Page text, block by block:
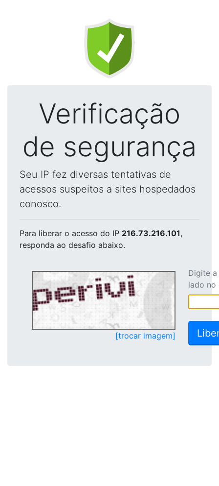
Verificação
de segurança
Seu IP fez diversas tentativas de
acessos suspeitos a sites hospedados
conosco.
Para liberar o acesso do IP 216.73.216.101,
responda ao desafio abaixo.
[trocar imagem]
Digite
lado no